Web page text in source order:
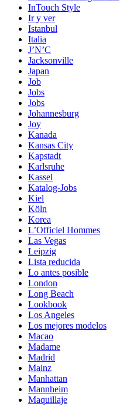
InTouch Style
Ir y ver
Istanbul
Italia
J’N’C
Jacksonville
Japan
Job
Jobs
Jobs
Johannesburg
Joy
Kanada
Kansas City
Kapstadt
Karlsruhe
Kassel
Katalog-Jobs
Kiel
Köln
Korea
L’Officiel Hommes
Las Vegas
Leipzig
Lista reducida
Lo antes posible
London
Long Beach
Lookbook
Los Angeles
Los mejores modelos
Macao
Madame
Madrid
Mainz
Manhattan
Mannheim
Maquillaje